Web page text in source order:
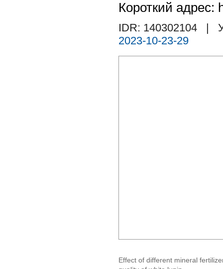
Короткий адрес:
IDR: 140302104
|
2023-10-23-29
Effect of different mineral